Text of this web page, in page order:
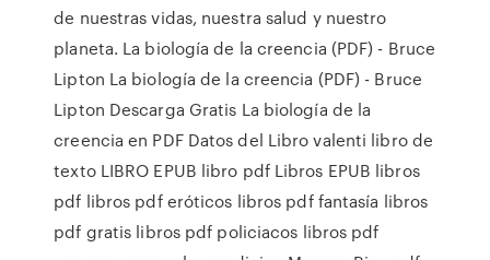
de nuestras vidas, nuestra salud y nuestro
planeta. La biología de la creencia (PDF) - Bruce
Lipton La biología de la creencia (PDF) - Bruce
Lipton Descarga Gratis La biología de la
creencia en PDF Datos del Libro valenti libro de
texto LIBRO EPUB libro pdf Libros EPUB libros
pdf libros pdf eróticos libros pdf fantasía libros
pdf gratis libros pdf policiacos libros pdf